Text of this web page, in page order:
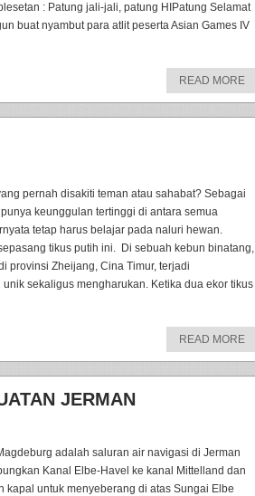
: Patung jali-jali, patung HIPatung Selamat
buat nyambut para atlit peserta Asian Games IV
READ MORE
pernah disakiti teman atau sahabat? Sebagai
keunggulan tertinggi di antara semua
tetap harus belajar pada naluri hewan.
tikus putih ini. Di sebuah kebun binatang,
provinsi Zheijang, Cina Timur, terjadi
sekaligus mengharukan. Ketika dua ekor tikus
READ MORE
JERMAN
adalah saluran air navigasi di Jerman
Kanal Elbe-Havel ke kanal Mittelland dan
kapal untuk menyeberang di atas Sungai Elbe